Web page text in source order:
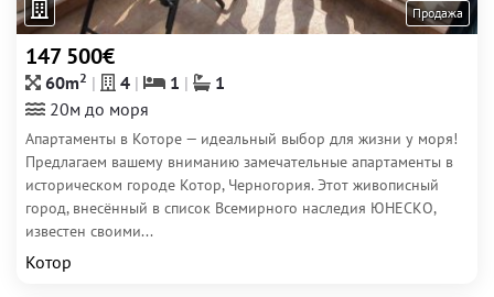
Продажа
147 500€
60m2 4 1
1
20м до моря
Апартаменты в Которе — идеальный выбор для жизни у моря!
Предлагаем вашему вниманию замечательные апартаменты в
историческом городе Котор, Черногория. Этот живописный
город, внесённый в список Всемирного наследия ЮНЕСКО,
известен своими...
Котор